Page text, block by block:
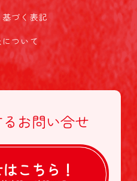
づく表記
ついて
お問い合せ
こちら！